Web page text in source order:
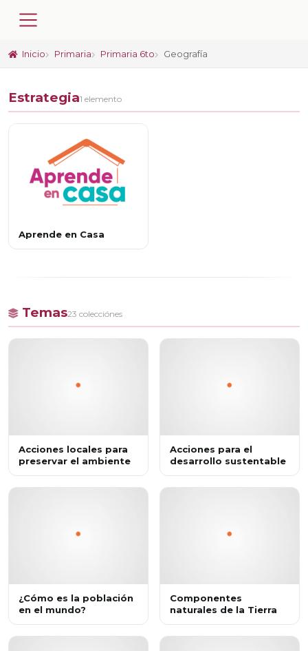
Inicio Primaria Primaria 6to Geografía
Estrategia1 elemento
Aprende en Casa
Temas23 colecciónes
Acciones locales para
preservar el ambiente
Acciones para el
desarrollo sustentable
¿Cómo es la población
en el mundo?
Componentes
naturales de la Tierra